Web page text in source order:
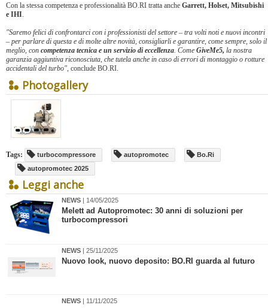
Con la stessa competenza e professionalità BO.RI tratta anche Garrett, Holset, Mitsubishi
e IHI.
"Saremo felici di confrontarci con i professionisti del settore – tra volti noti e nuovi incontri
– per parlare di questa e di molte altre novità, consigliarli e garantire, come sempre, solo il
meglio, con competenza tecnica e un servizio di eccellenza. Come GiveMe5, la nostra
garanzia aggiuntiva riconosciuta, che tutela anche in caso di errori di montaggio o rotture
accidentali del turbo", conclude BO.RI.
Photogallery
Tags: turbocompressore autopromotec
Bo.Ri
autopromotec 2025
Leggi anche
NEWS | 14/05/2025
Melett ad Autopromotec: 30 anni di soluzioni per
turbocompressori
NEWS | 25/11/2025
​Nuovo look, nuovo deposito: BO.RI guarda al futuro
NEWS | 11/11/2025